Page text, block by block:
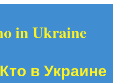
in Ukraine
в Украине